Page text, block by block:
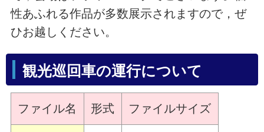
性あふれる作品が多数展示されますので，ぜ
ひお越しください。
観光巡回車の運行について
ファイル名 形式 ファイルサイズ